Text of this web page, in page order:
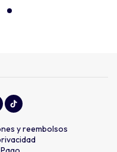
y reembolsos